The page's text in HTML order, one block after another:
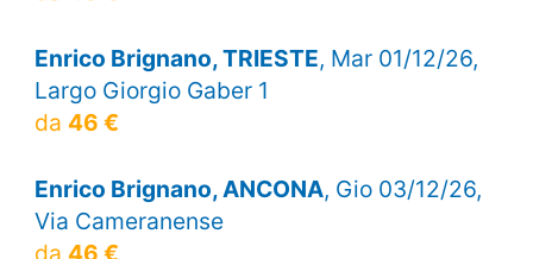
Enrico Brignano, TRIESTE, Mar 01/12/26,
Largo Giorgio Gaber 1
da 46 €
Enrico Brignano, ANCONA, Gio 03/12/26,
Via Cameranense
da 46 €